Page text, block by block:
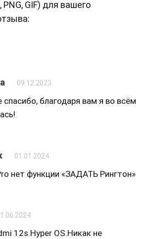
PNG, GIF) для вашего
09.12.2023
спасибо, благодаря вам я во всём
01.01.2024
нет функции «ЗАДАТЬ Рингтон»
12s.Hyper OS.Никак не